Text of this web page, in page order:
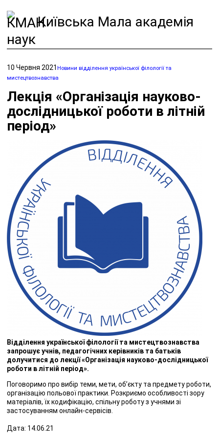
Київська Мала академія
наук
10 Червня 2021 Новини відділення української філології та
мистецтвознавства
Лекція «Організація науково-
дослідницької роботи в літній
період»
Відділення української філології та мистецтвознавства
запрошує учнів, педагогічних керівників та батьків
долучитися до лекції «Організація науково-дослідницької
роботи в літній період».
Поговоримо про вибір теми, мети, об’єкту та предмету роботи,
організацію польової практики. Розкриємо особливості зору
матеріалів, їх кодифікацію, спільну роботу з учнями зі
застосуванням онлайн-сервісів.
Дата: 14.06.21